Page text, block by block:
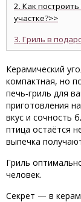
2. Как
участке?>>
3. Гриль в
Керамический
компактная, но
печь‑гриль для
приготовления
вкус и сочность
птица остаётся
выпечка
Гриль
человек.
Секрет — в